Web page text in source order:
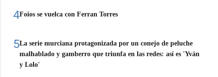
4Foios se vuelca con Ferran Torres
5La serie murciana protagonizada por un conejo de peluche
malhablado y gamberro que triunfa en las redes: así es 'Yván
y Lolo'